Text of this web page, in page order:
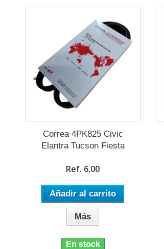
Correa 4PK825 Civic
Elantra Tucson Fiesta
Ref. 6,00
Añadir al carrito
Más
En stock